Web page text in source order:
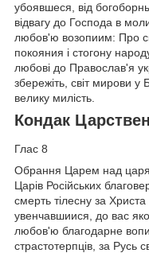
убоявшеся, від
відвагу до Господа в
любов'ю возопиим: Про
покояния і стогону
любові до Православ'я
збережіть, світ мирови
велику милість.
Кондак
Глас 8
Обрання Царем над
Царів Російських
смерть тілесну за
увенчавшиися, до вас
любов'ю благодарне
страстотерпців, за Русь